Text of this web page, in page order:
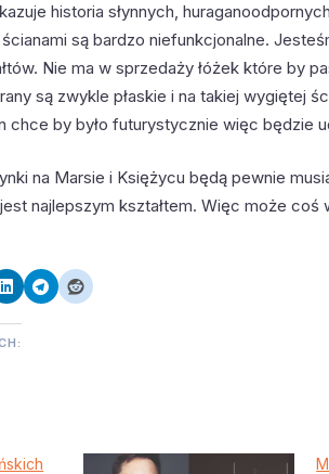
historia słynnych,
ścianami są bardzo niefunkcjonalne.
Nie ma w sprzedaży łóżek które by
są zwykle płaskie i na takiej wygiętej
chce by było futurystycznie więc będzie
na Marsie i Księżycu będą pewnie
najlepszym kształtem. Więc może coś